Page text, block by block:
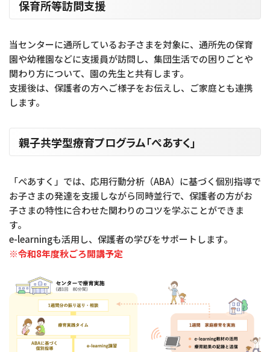
保育所等訪問支援
当センターに通所しているお子さまを対象に、通所先の保育
園や幼稚園などに支援員が訪問し、集団生活での困りごとや
関わり方について、園の先生と共有します。
支援後は、保護者の方へご様子をお伝えし、ご家庭とも連携
します。
親子共学型療育プログラム「ぺあすく」
「ぺあすく」では、応用行動分析（ABA）に基づく個別指導で
お子さまの発達を支援しながら同時並行で、保護者の方がお
子さまの特性に合わせた関わりのコツを学ぶことができま
す。
e-learningも活用し、保護者の学びをサポートします。
※令和8年度秋ごろ開講予定